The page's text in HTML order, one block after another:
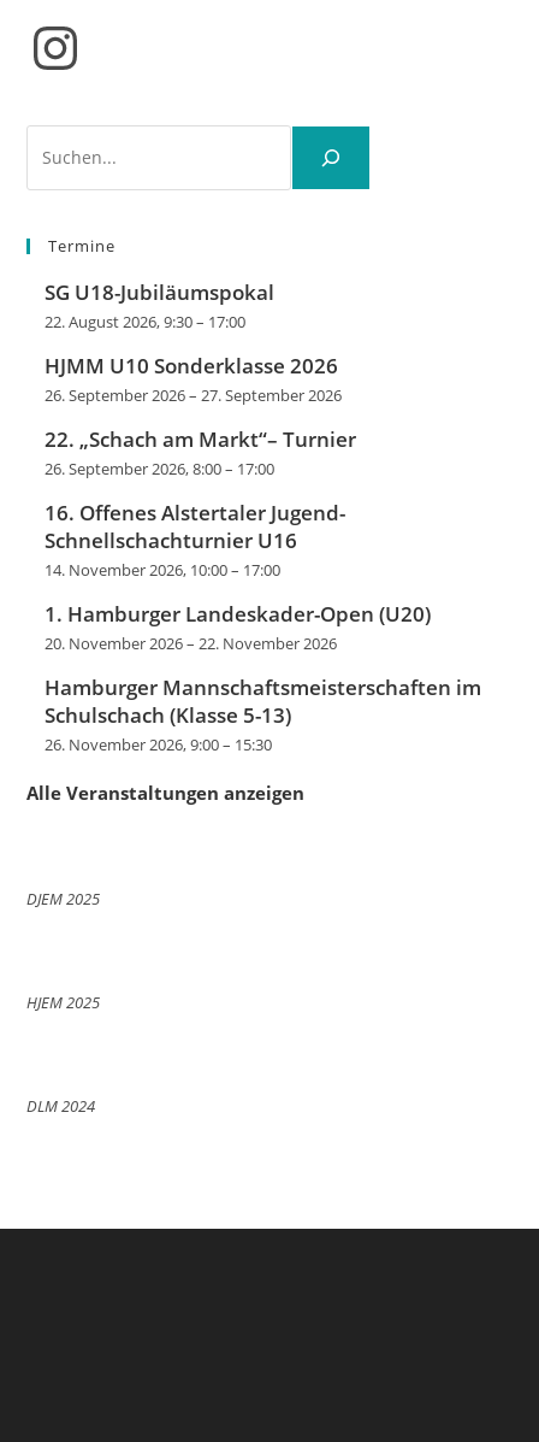
Instagram
Termine
SG U18-Jubiläumspokal
22. August 2026, 9:30– 17:00
HJMM U10 Sonderklasse 2026
26. September 2026–27. September 2026
22. „Schach am Markt“– Turnier
26. September 2026, 8:00– 17:00
16. Offenes Alstertaler Jugend-
Schnellschachturnier U16
14. November 2026, 10:00– 17:00
1. Hamburger Landeskader-Open (U20)
20. November 2026–22. November 2026
Hamburger Mannschaftsmeisterschaften im
Schulschach (Klasse 5-13)
26. November 2026, 9:00– 15:30
Alle Veranstaltungen anzeigen
DJEM 2025
HJEM 2025
DLM 2024